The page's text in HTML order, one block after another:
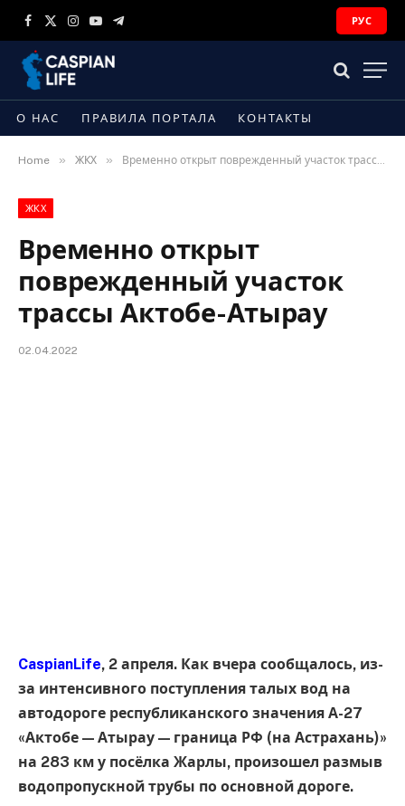
Facebook
X
Instagram
YouTubeTelegram
РУС
О НАС ПРАВИЛА ПОРТАЛА КОНТАКТЫ
Home » ЖКХ » Временно открыт поврежденный участок трассы Актобе-Атырау
ЖКХ
Временно открыт
поврежденный участок
трассы Актобе-Атырау
02.04.2022
CaspianLife, 2 апреля. Как вчера сообщалось, из-
за интенсивного поступления талых вод на
автодороге республиканского значения А-27
«Актобе — Атырау — граница РФ (на Астрахань)»
на 283 км у посёлка Жарлы, произошел размыв
водопропускной трубы по основной дороге.